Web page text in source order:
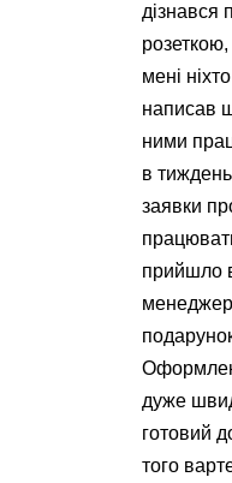
дізнався
мені
написав
ними
в
заявки
прийшло
дуже
готовий
того